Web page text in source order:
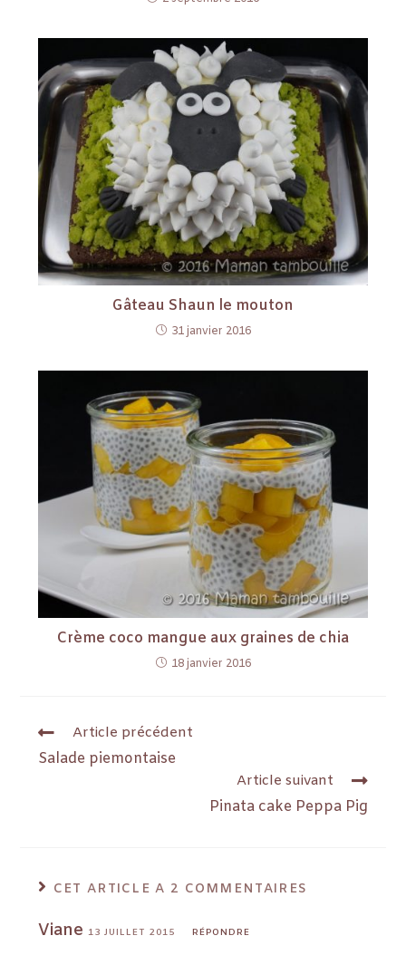
Gâteau Shaun le mouton
31 janvier 2016
Crème coco mangue aux graines de chia
18 janvier 2016
Article précédent
Salade piemontaise
Article suivant
Pinata cake Peppa Pig
CET ARTICLE A 2 COMMENTAIRES
Viane 13 JUILLET 2015 RÉPONDRE